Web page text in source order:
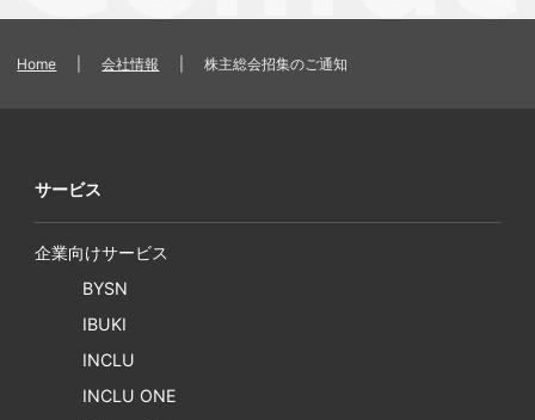
Home 会社情報 株主総会招集のご通知
サービス
企業向けサービス
BYSN
IBUKI
INCLU
INCLU ONE